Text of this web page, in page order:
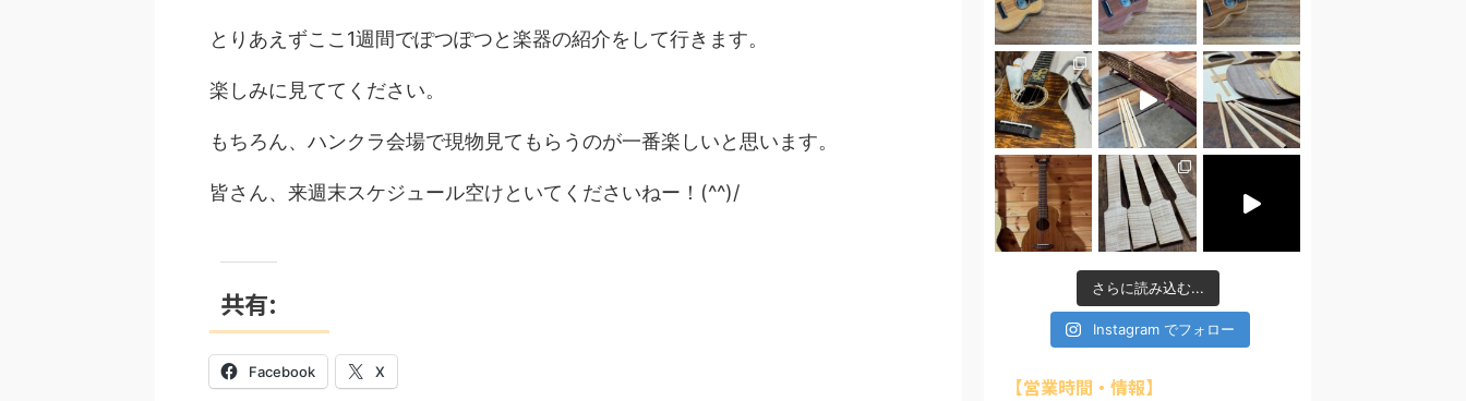
とりあえずここ1週間でぽつぽつと楽器の紹介をして行きます。
楽しみに見ててください。
もちろん、ハンクラ会場で現物見てもらうのが一番楽しいと思います。
皆さん、来週末スケジュール空けといてくださいねー！(^^)/
共有:
Facebook X
さらに読み込む...
Instagram でフォロー
【営業時間・情報】